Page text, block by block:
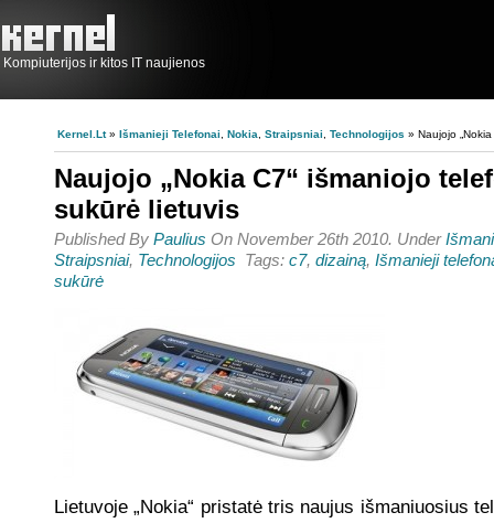
Kompiuterijos ir kitos IT naujienos
Kernel.lt» Išmanieji Telefonai Nokia Straipsniai Technologijos » Naujojo
Naujojo „Nokia C7“ išmaniojo
sukūrė lietuvis
Published By Paulius On November 26th 2010. Under
Straipsniai, Technologijos Tags: c7, dizainą, Išmanieji
sukūrė
Lietuvoje „Nokia“ pristatė tris naujus išmaniuosius